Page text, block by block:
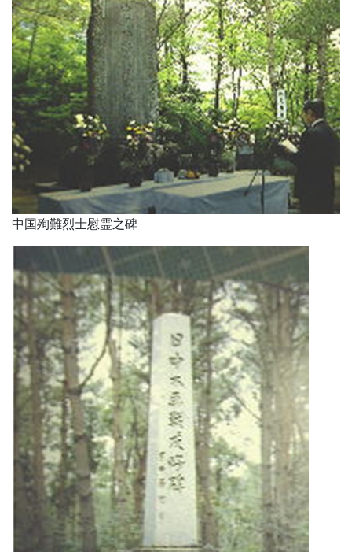
中国殉難烈士慰霊之碑